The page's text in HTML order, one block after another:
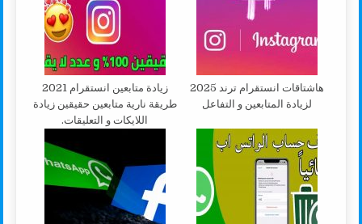
هاشتاقات انستقرام ترند 2025
لزيادة المتابعين و التفاعل
زيادة متابعين انستقرام 2021
طريقة نارية متابعين حقيقين زيادة
اللايكات و التعليقات.